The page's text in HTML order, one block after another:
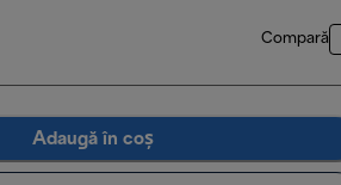
Compară
Adaugă în coș